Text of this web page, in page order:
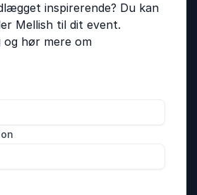
inspirerende? Du kan
Mellish til dit event.
og hør mere om